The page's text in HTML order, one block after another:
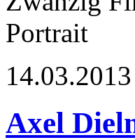
14.03.2013
Axel